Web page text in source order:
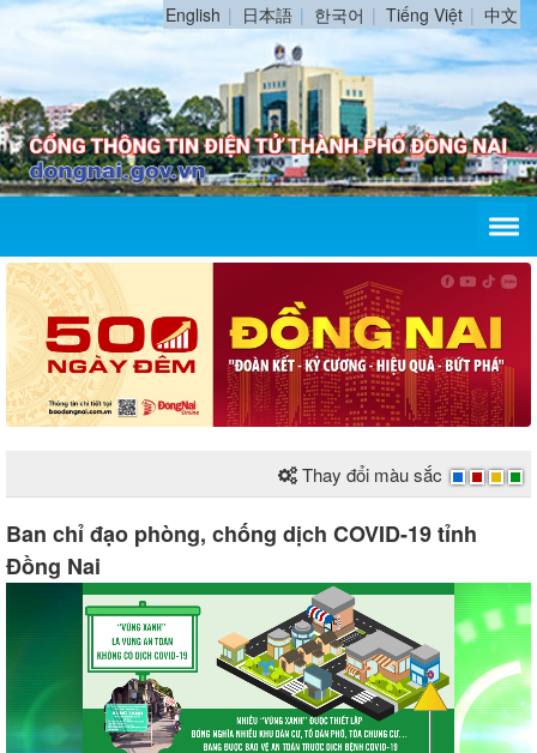
English 日本語 한국어 Tiếng Việt 中文
Thay đổi màu sắc
Ban chỉ đạo phòng, chống dịch COVID-19 tỉnh
Đồng Nai